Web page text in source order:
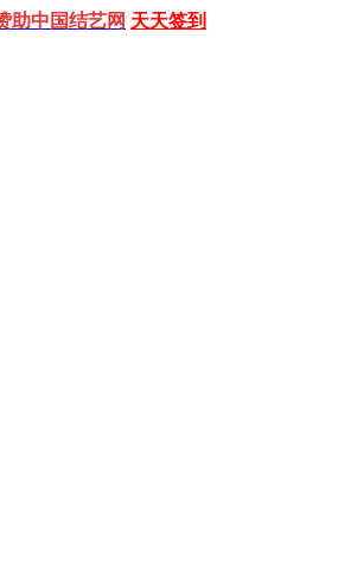
助中国结艺网 天天签到